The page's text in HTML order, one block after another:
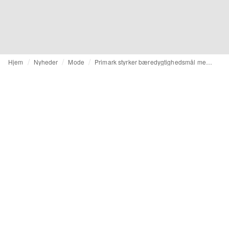
Hjem Nyheder Mode